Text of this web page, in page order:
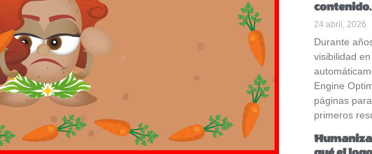
contenido.
24 abril, 2026
Durante
visibilidad
Engine
páginas
primeros